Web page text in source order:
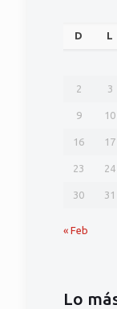
D L
2 3
9 10
16 17
23 24
30 31
« Feb
Lo